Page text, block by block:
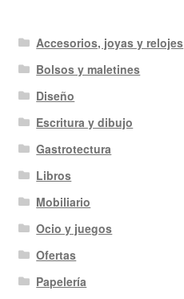
Accesorios, joyas y relojes
Bolsos y maletines
Diseño
Escritura y dibujo
Gastrotectura
Libros
Mobiliario
Ocio y juegos
Ofertas
Papelería